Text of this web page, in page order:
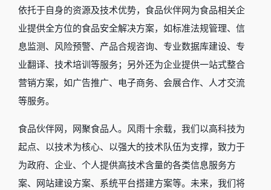
依托于自身的资源及技术优势，食品伙伴网为食品相关企
业提供全方位的食品安全解决方案，如标准法规管理、信
息监测、风险预警、产品合规咨询、专业数据库建设、专
业翻译、技术培训等服务；另外还为企业提供一站式整合
营销方案，如广告推广、电子商务、会展合作、人才交流
等服务。
食品伙伴网，网聚食品人。风雨十余载，我们以高科技为
起点、以技术为核心、以强大的技术队伍为支撑，致力于
为政府、企业、个人提供高技术含量的各类信息服务方
案、网站建设方案、系统平台搭建方案等。未来，我们将